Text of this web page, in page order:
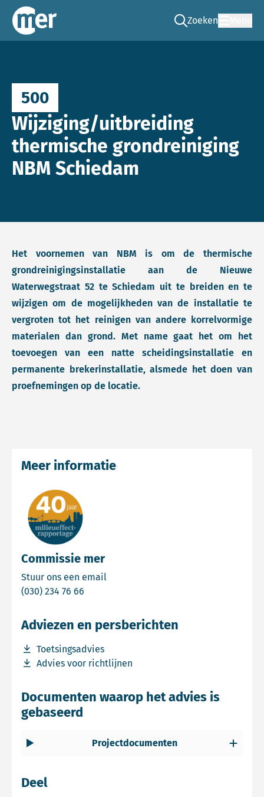
Commissie mer
Zoeken
Ga naar de zoek
500
Wijziging/uitbreiding
thermische grondreiniging
NBM Schiedam
Het voornemen van NBM is om de thermische
grondreinigingsinstallatie aan de Nieuwe
Waterwegstraat 52 te Schiedam uit te breiden en te
wijzigen om de mogelijkheden van de installatie te
vergroten tot het reinigen van andere korrelvormige
materialen dan grond. Met name gaat het om het
toevoegen van een natte scheidingsinstallatie en
permanente brekerinstallatie, alsmede het doen van
proefnemingen op de locatie.
Commissie mer
Stuur ons een email
(030) 234 76 66
Meer informatie
Adviezen en persberichten
Toetsingsadvies
Download bestand Toetsingsadvies
Advies voor richtlijnen
Download bestand Advies voor richtlijnen
Documenten waarop het advies is
gebaseerd
Projectdocumenten
Deel